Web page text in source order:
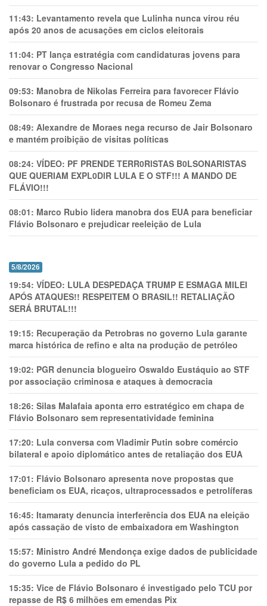
11:43: Levantamento revela que Lulinha nunca virou réu
após 20 anos de acusações em ciclos eleitorais
11:04: PT lança estratégia com candidaturas jovens para
renovar o Congresso Nacional
09:53: Manobra de Nikolas Ferreira para favorecer Flávio
Bolsonaro é frustrada por recusa de Romeu Zema
08:49: Alexandre de Moraes nega recurso de Jair Bolsonaro
e mantém proibição de visitas políticas
08:24: VÍDEO: PF PRENDE TERR0RlSTAS B0LSONARlSTAS
QUE QUERIAM EXPL0DlR LULA E O STF!!! A MANDO DE
FLÁVIO!!!
08:01: Marco Rubio lidera manobra dos EUA para beneficiar
Flávio Bolsonaro e prejudicar reeleição de Lula
5/8/2026
19:54: VÍDEO: LULA DESPEDAÇA TRUMP E ESMAGA MILEI
APÓS ATAQUES!! RESPEITEM O BRASIL!! RETALIAÇÃO
SERÁ BRUTAL!!!
19:15: Recuperação da Petrobras no governo Lula garante
marca histórica de refino e alta na produção de petróleo
19:02: PGR denuncia blogueiro Oswaldo Eustáquio ao STF
por associação criminosa e ataques à democracia
18:26: Silas Malafaia aponta erro estratégico em chapa de
Flávio Bolsonaro sem representatividade feminina
17:20: Lula conversa com Vladimir Putin sobre comércio
bilateral e apoio diplomático antes de retaliação dos EUA
17:01: Flávio Bolsonaro apresenta nove propostas que
beneficiam os EUA, ricaços, ultraprocessados e petrolíferas
16:45: Itamaraty denuncia interferência dos EUA na eleição
após cassação de visto de embaixadora em Washington
15:57: Ministro André Mendonça exige dados de publicidade
do governo Lula a pedido do PL
15:35: Vice de Flávio Bolsonaro é investigado pelo TCU por
repasse de R$ 6 milhões em emendas Pix